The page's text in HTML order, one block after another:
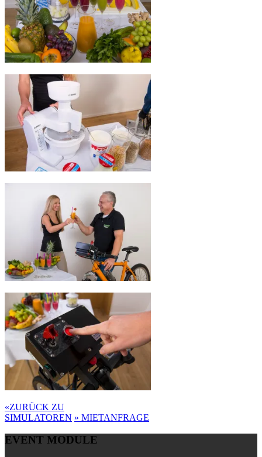
«ZURÜCK ZU
SIMULATOREN » MIETANFRAGE
EVENT MODULE